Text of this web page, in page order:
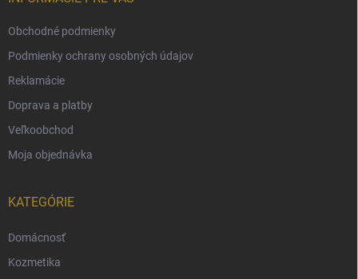
Obchodné podmienky
Podmienky ochrany osobných údajov
Reklamácie
Doprava a platby
Veľkoobchod
Moja objednávka
KATEGÓRIE
Domácnosť
Kozmetika